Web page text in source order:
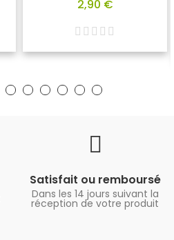
2,90 €
Satisfait ou remboursé
Dans les 14 jours suivant la
réception de votre produit